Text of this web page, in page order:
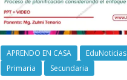
APRENDO EN CASA EduNoticias
Primaria
Secundaria